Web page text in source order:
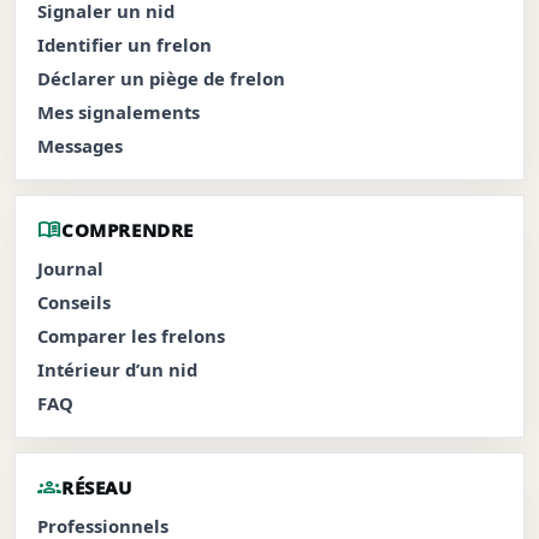
Signaler un nid
Identifier un frelon
Déclarer un piège de frelon
Mes signalements
Messages
menu_bookCOMPRENDRE
Journal
Conseils
Comparer les frelons
Intérieur d’un nid
FAQ
groupsRÉSEAU
Professionnels